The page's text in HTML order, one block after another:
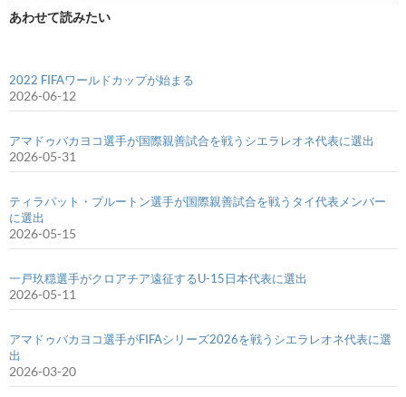
あわせて読みたい
2022 FIFAワールドカップが始まる
2026-06-12
アマドゥバカヨコ選手が国際親善試合を戦うシエラレオネ代表に選出
2026-05-31
ティラパット・プルートン選手が国際親善試合を戦うタイ代表メンバー
に選出
2026-05-15
一戸玖穏選手がクロアチア遠征するU-15日本代表に選出
2026-05-11
アマドゥバカヨコ選手がFIFAシリーズ2026を戦うシエラレオネ代表に選
出
2026-03-20